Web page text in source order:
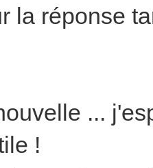
la réponse
...
!